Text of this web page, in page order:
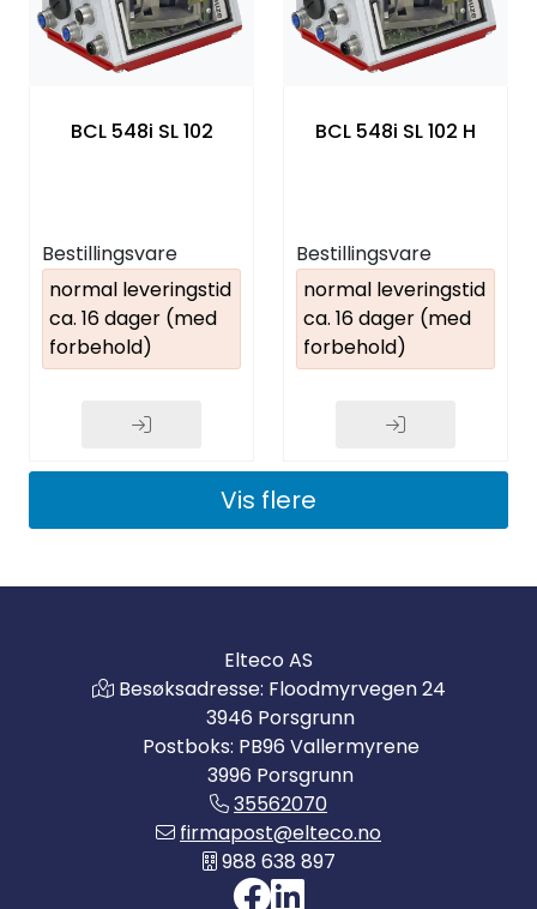
BCL 548i SL 102
Bestillingsvare
normal leveringstid
ca. 16 dager (med
forbehold)
BCL 548i SL 102 H
Bestillingsvare
normal leveringstid
ca. 16 dager (med
forbehold)
Vis flere
Elteco AS
Besøksadresse: Floodmyrvegen 24
3946 Porsgrunn
Postboks: PB96 Vallermyrene
3996 Porsgrunn
35562070
firmapost@elteco.no
988 638 897